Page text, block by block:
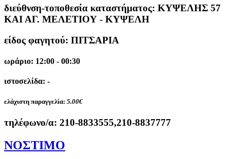
διεύθνση-τοποθεσία καταστήματος: ΚΥΨΕΛΗΣ 57
ΚΑΙ ΑΓ. ΜΕΛΕΤΙΟΥ - ΚΥΨΕΛΗ
είδος φαγητού: ΠΙΤΣΑΡΙΑ
ωράριο: 12:00 - 00:30
ιστοσελίδα: -
ελάχιστη παραγγελία: 5.00€
τηλέφωνο/α: 210-8833555,210-8837777
ΝΟΣΤΙΜΟ